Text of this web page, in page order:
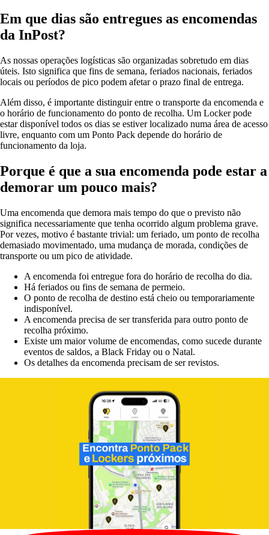
Em que dias são entregues as encomendas
da InPost?
As nossas operações logísticas são organizadas sobretudo em dias
úteis. Isto significa que fins de semana, feriados nacionais, feriados
locais ou períodos de pico podem afetar o prazo final de entrega.
Além disso, é importante distinguir entre o transporte da encomenda e
o horário de funcionamento do ponto de recolha. Um Locker pode
estar disponível todos os dias se estiver localizado numa área de acesso
livre, enquanto com um Ponto Pack depende do horário de
funcionamento da loja.
Porque é que a sua encomenda pode estar a
demorar um pouco mais?
Uma encomenda que demora mais tempo do que o previsto não
significa necessariamente que tenha ocorrido algum problema grave.
Por vezes, motivo é bastante trivial: um feriado, um ponto de recolha
demasiado movimentado, uma mudança de morada, condições de
transporte ou um pico de atividade.
A encomenda foi entregue fora do horário de recolha do dia.
Há feriados ou fins de semana de permeio.
O ponto de recolha de destino está cheio ou temporariamente
indisponível.
A encomenda precisa de ser transferida para outro ponto de
recolha próximo.
Existe um maior volume de encomendas, como sucede durante
eventos de saldos, a Black Friday ou o Natal.
Os detalhes da encomenda precisam de ser revistos.